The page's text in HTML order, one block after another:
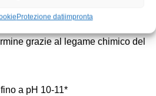
Protezione datiimpronta
grazie al legame chimico del
a pH 10-11*